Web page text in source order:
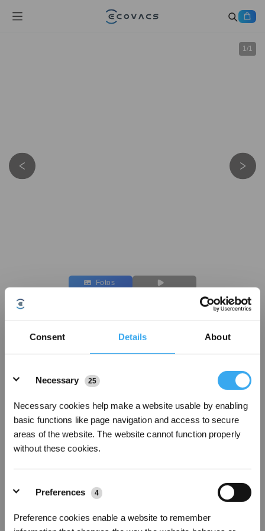
Consent Details About
Necessary
25
Necessary cookies help make a website usable by enabling
basic functions like page navigation and access to secure
areas of the website. The website cannot function properly
without these cookies.
Preferences 4
Preference cookies enable a website to remember
1/1
Fotos
Haustierfreundliches Reinigungsmittel* 1L für
DEEBOT
All Deebots
Haustierfreundliche Reinigungslösung – Alle Deebots
Farbe: Farblos
Kompatible Modelle: Alle Serien
Vertriebsmarkt: Weltweit erhältlich
1.Doppelte Geruchsbeseitigung, Neutralisierung von Haustiergerüchen
Dieses Produkt enthält einen Geruchsneutralisator auf Sojabasis. Durch